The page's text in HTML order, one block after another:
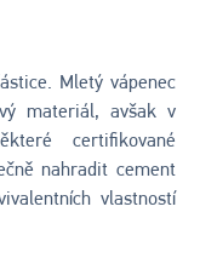
Mletý vápenec
materiál, avšak v
certifikované
nahradit cement
vlastností